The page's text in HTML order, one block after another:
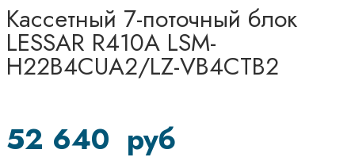
Кассетный 7-поточный блок
LESSAR R410A LSM-
H22B4CUA2/LZ-VB4CТВ2
52 640 руб